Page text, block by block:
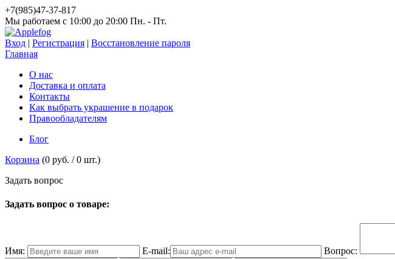
+7(985)47-37-817
Мы работаем c 10:00 до 20:00 Пн. - Пт.
Вход | Регистрация | Восстановление пароля
Главная
О нас
Доставка и оплата
Контакты
Как выбрать украшение в подарок
Правообладателям
Блог
Корзина (0 руб. /0 шт.)
Задать вопрос
Задать вопрос о товаре:
Имя: E-mail: Вопрос: